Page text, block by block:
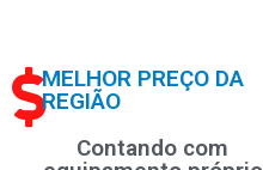
MELHOR PREÇO DA
REGIÃO
Contando com